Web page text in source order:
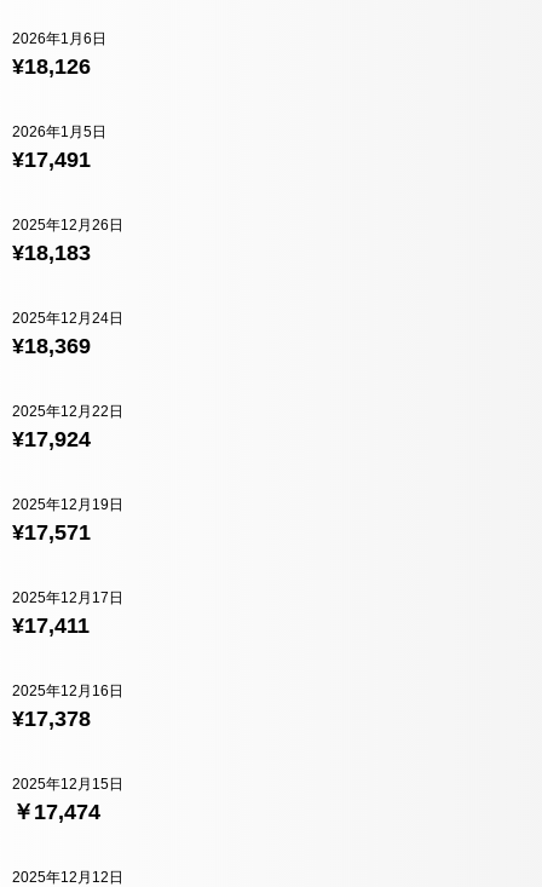
¥18,126
2026年1月6日
¥17,491
2026年1月5日
¥18,183
2025年12月26日
¥18,369
2025年12月24日
¥17,924
2025年12月22日
¥17,571
2025年12月19日
¥17,411
2025年12月17日
¥17,378
2025年12月16日
￥17,474
2025年12月15日
2025年12月12日